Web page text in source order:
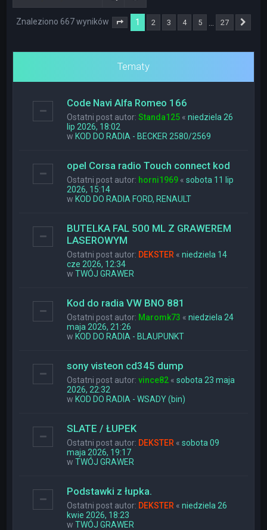
Znaleziono 667 wyników Strona 1z 27
1 2 3 4 5 27
Tematy
Code Navi Alfa Romeo 166
Ostatni post autor:Standa125 «niedziela 26
lip 2026, 18:02
w KOD DO RADIA - BECKER 2580/2569
opel Corsa radio Touch connect kod
Ostatni post autor: horni1969 «sobota 11 lip
2026, 15:14
w KOD DO RADIA FORD, RENAULT
BUTELKA FAL 500 ML Z GRAWEREM
LASEROWYM
Ostatni post autor: DEKSTER «niedziela 14
cze 2026, 12:34
wTWÓJ GRAWER
Kod do radia VW BNO 881
Ostatni post autor: Maromk73 «niedziela 24
maja 2026, 21:26
w KOD DO RADIA - BLAUPUNKT
sony visteon cd345 dump
Ostatni post autor:vince82 «sobota 23 maja
2026, 22:32
w KOD DO RADIA - WSADY (bin)
SLATE / ŁUPEK
Ostatni post autor: DEKSTER «sobota 09
maja 2026, 19:17
wTWÓJ GRAWER
Podstawki z łupka.
Ostatni post autor: DEKSTER «niedziela 26
kwie 2026, 18:23
wTWÓJ GRAWER